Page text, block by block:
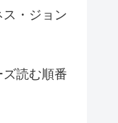
ス・ジョン
読む順番